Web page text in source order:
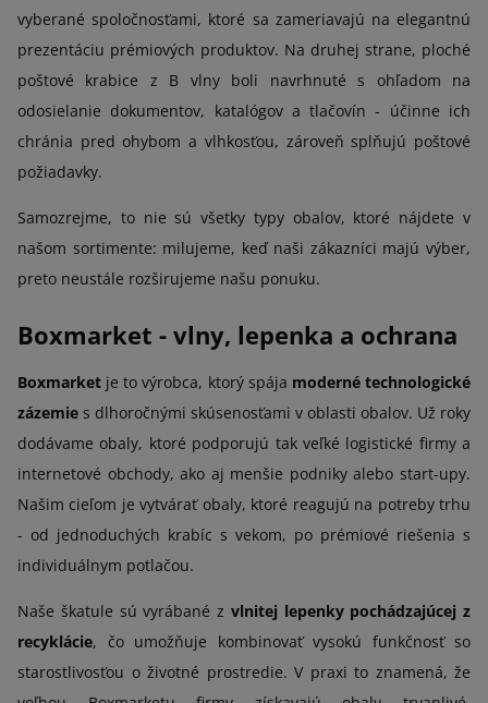
vyberané spoločnosťami, ktoré sa zameriavajú na elegantnú
prezentáciu prémiových produktov. Na druhej strane, ploché
poštové krabice z B vlny boli navrhnuté s ohľadom na
odosielanie dokumentov, katalógov a tlačovín - účinne ich
chránia pred ohybom a vlhkosťou, zároveň splňujú poštové
požiadavky.
Samozrejme, to nie sú všetky typy obalov, ktoré nájdete v
našom sortimente: milujeme, keď naši zákazníci majú výber,
preto neustále rozširujeme našu ponuku.
Boxmarket - vlny, lepenka a ochrana
Boxmarket je to výrobca, ktorý spája moderné technologické
zázemie s dlhoročnými skúsenosťami v oblasti obalov. Už roky
dodávame obaly, ktoré podporujú tak veľké logistické firmy a
internetové obchody, ako aj menšie podniky alebo start-upy.
Našim cieľom je vytvárať obaly, ktoré reagujú na potreby trhu
- od jednoduchých krabíc s vekom, po prémiové riešenia s
individuálnym potlačou.
Naše škatule sú vyrábané z vlnitej lepenky pochádzajúcej z
recyklácie, čo umožňuje kombinovať vysokú funkčnosť so
starostlivosťou o životné prostredie. V praxi to znamená, že